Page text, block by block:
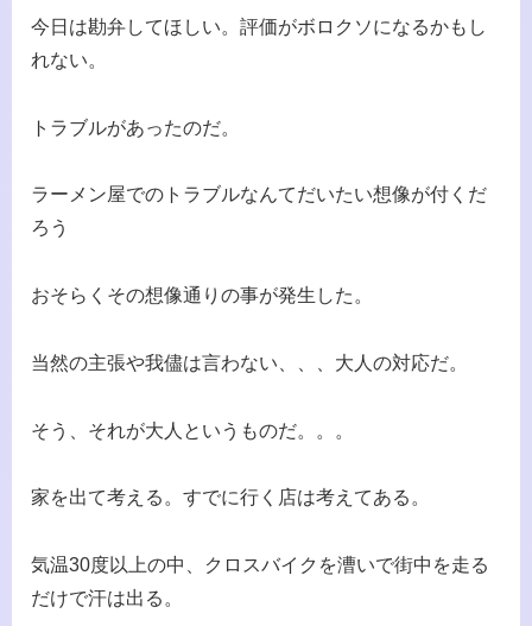
今日は勘弁してほしい。評価がボロクソになるかもし
れない。
トラブルがあったのだ。
ラーメン屋でのトラブルなんてだいたい想像が付くだ
ろう
おそらくその想像通りの事が発生した。
当然の主張や我儘は言わない、、、大人の対応だ。
そう、それが大人というものだ。。。
家を出て考える。すでに行く店は考えてある。
気温30度以上の中、クロスバイクを漕いで街中を走る
だけで汗は出る。